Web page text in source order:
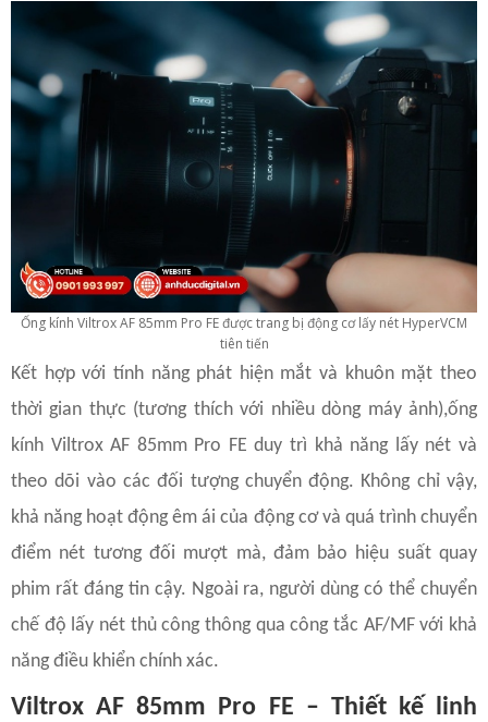
Ống kính Viltrox AF 85mm Pro FE được trang bị động cơ lấy nét HyperVCM
tiên tiến
Kết hợp với tính năng phát hiện mắt và khuôn mặt theo
thời gian thực (tương thích với nhiều dòng máy ảnh),ống
kính Viltrox AF 85mm Pro FE duy trì khả năng lấy nét và
theo dõi vào các đối tượng chuyển động. Không chỉ vậy,
khả năng hoạt động êm ái của động cơ và quá trình chuyển
điểm nét tương đối mượt mà, đảm bảo hiệu suất quay
phim rất đáng tin cậy. Ngoài ra, người dùng có thể chuyển
chế độ lấy nét thủ công thông qua công tắc AF/MF với khả
năng điều khiển chính xác.
Viltrox AF 85mm Pro FE – Thiết kế linh